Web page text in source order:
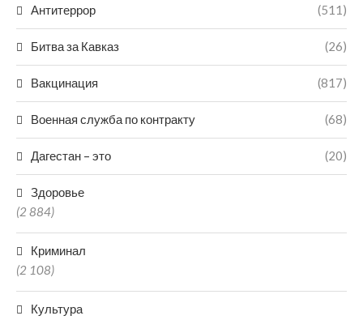
Антитеррор (511)
Битва за Кавказ (26)
Вакцинация (817)
Военная служба по контракту (68)
Дагестан – это (20)
Здоровье
(2 884)
Криминал
(2 108)
Культура